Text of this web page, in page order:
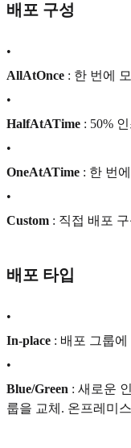
배포 구성
•
AllAtOnce : 한 번에
•
HalfAtATime : 50%
•
OneAtATime : 한 번
•
Custom : 직접 배포
배포 타입
•
In-place : 배포 그룹
•
Blue/Green : 새로운
룹을 교체. 온프레미